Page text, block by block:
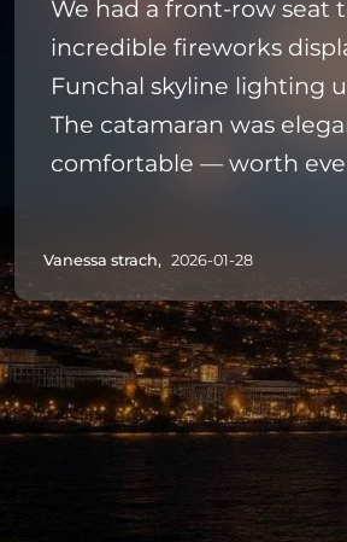
We had a front-row seat
incredible fireworks
Funchal skyline lighting
The catamaran was
comfortable — worth
Vanessa strach, 2026-01-28